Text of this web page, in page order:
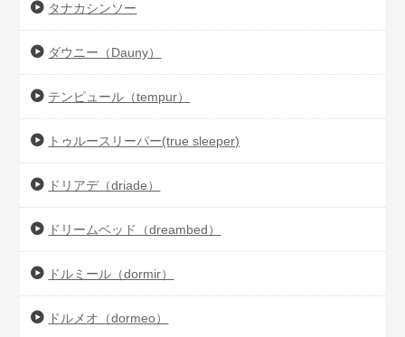
タナカシンソー
ダウニー（Dauny）
テンピュール（tempur）
トゥルースリーパー(true sleeper)
ドリアデ（driade）
ドリームベッド（dreambed）
ドルミール（dormir）
ドルメオ（dormeo）